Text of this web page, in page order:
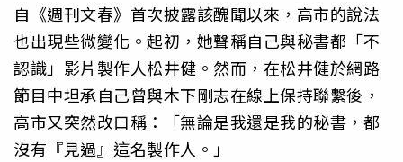
自《週刊文春》首次披露該醜聞以來，高市的說法
也出現些微變化。起初，她聲稱自己與秘書都「不
認識」影片製作人松井健。然而，在松井健於網路
節目中坦承自己曾與木下剛志在線上保持聯繫後，
高市又突然改口稱：「無論是我還是我的秘書，都
沒有『見過』這名製作人。」